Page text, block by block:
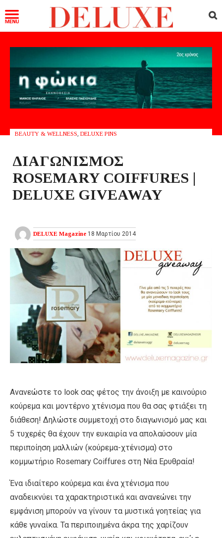
BEAUTY & WELLNESS DELUXE PINS
ΔΙΑΓΩΝΙΣΜΟΣ
ROSEMARY COIFFURES |
DELUXE GIVEAWAY
DELUXE Magazine 18 Μαρτίου 2014
Ανανεώστε το look σας φέτος την άνοιξη με καινούριο
κούρεμα και μοντέρνο χτένισμα που θα σας φτιάξει τη
διάθεση! Δηλώστε συμμετοχή στο διαγωνισμό μας και
5 τυχερές θα έχουν την ευκαιρία να απολαύσουν μία
περιποίηση μαλλιών (κούρεμα-χτένισμα) στο
κομμωτήριο Rosemary Coiffures στη Νέα Ερυθραία!
Ένα ιδιαίτερο κούρεμα και ένα χτένισμα που
αναδεικνύει τα χαρακτηριστικά και ανανεώνει την
εμφάνιση μπορούν να γίνουν τα μυστικά γοητείας για
κάθε γυναίκα. Τα περιποιημένα άκρα της χαρίζουν